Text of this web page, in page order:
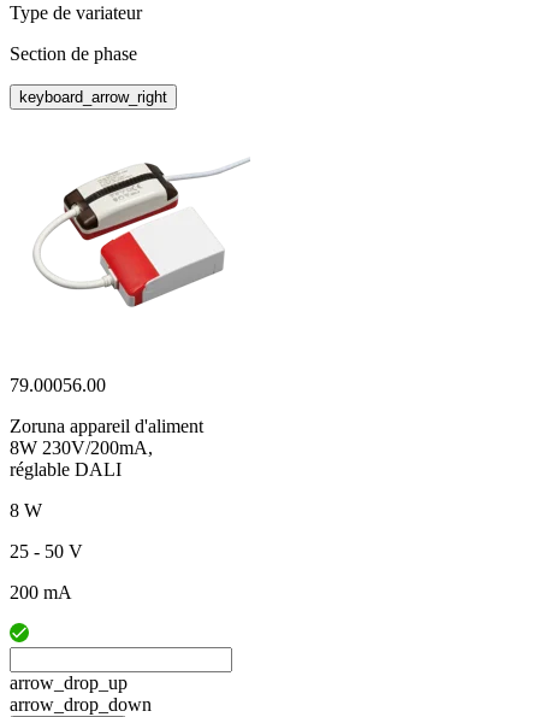
Type de variateur
Section de phase
keyboard_arrow_right
79.00056.00
Zoruna appareil d'aliment
8W 230V/200mA,
réglable DALI
8 W
25 - 50 V
200 mA
arrow_drop_up
arrow_drop_down